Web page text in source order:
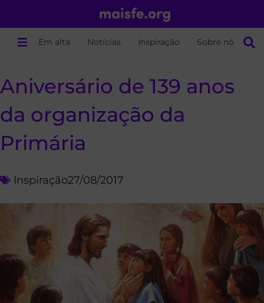
Em alta Notícias Inspiração Sobre nós
Aniversário de 139 anos
da organização da
Primária
Inspiração27/08/2017